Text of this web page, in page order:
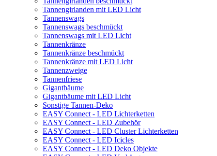
Tannengirlanden mit LED Licht
Tannenswags
Tannenswags beschmückt
Tannenswags mit LED Licht
Tannenkränze
Tannenkränze beschmückt
Tannenkränze mit LED Licht
Tannenzweige
Tannenfriese
Gigantbäume
Gigantbäume mit LED Licht
Sonstige Tannen-Deko
EASY Connect - LED Lichterketten
EASY Connect - LED Zubehör
EASY Connect - LED Cluster Lichterketten
EASY Connect - LED Icicles
EASY Connect - LED Deko Objekte